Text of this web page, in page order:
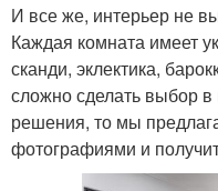
И все же, интерьер не
Каждая комната имеет
сканди, эклектика,
сложно сделать выбор в
решения, то мы
фотографиями и